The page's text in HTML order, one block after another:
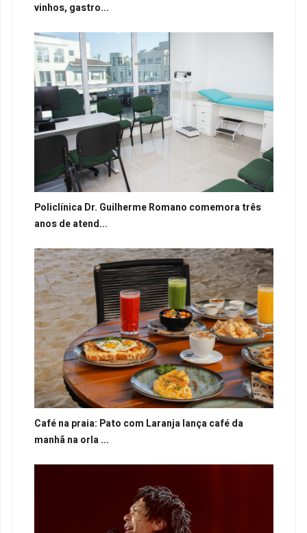
vinhos, gastro...
Policlínica Dr. Guilherme Romano comemora três
anos de atend...
Café na praia: Pato com Laranja lança café da
manhã na orla ...